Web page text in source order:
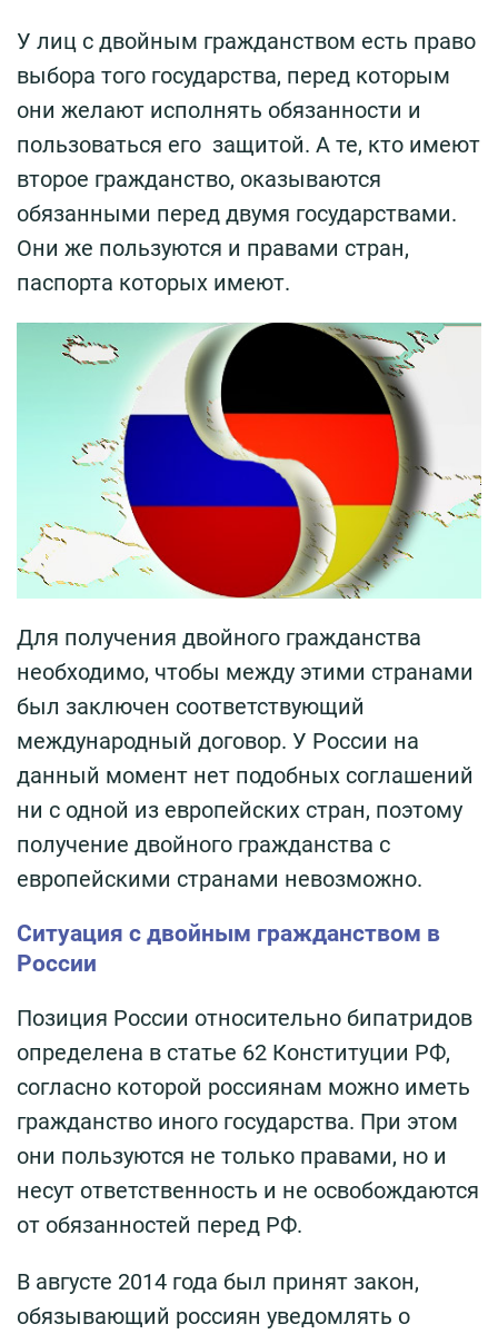
У лиц с двойным гражданством есть право
выбора того государства, перед которым
они желают исполнять обязанности и
пользоваться его защитой. А те, кто имеют
второе гражданство, оказываются
обязанными перед двумя государствами.
Они же пользуются и правами стран,
паспорта которых имеют.
Для получения двойного гражданства
необходимо, чтобы между этими странами
был заключен соответствующий
международный договор. У России на
данный момент нет подобных соглашений
ни с одной из европейских стран, поэтому
получение двойного гражданства с
европейскими странами невозможно.
Ситуация с двойным гражданством в
России
Позиция России относительно бипатридов
определена в статье 62 Конституции РФ,
согласно которой россиянам можно иметь
гражданство иного государства. При этом
они пользуются не только правами, но и
несут ответственность и не освобождаются
от обязанностей перед РФ.
В августе 2014 года был принят закон,
обязывающий россиян уведомлять о